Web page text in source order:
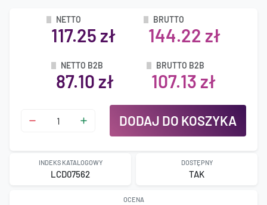
NETTO
117.25 zł
BRUTTO
144.22 zł
NETTO B2B
87.10 zł
BRUTTO B2B
107.13 zł
DODAJ DO KOSZYKA
INDEKS KATALOGOWY
LCD07562
DOSTĘPNY
TAK
OCENA